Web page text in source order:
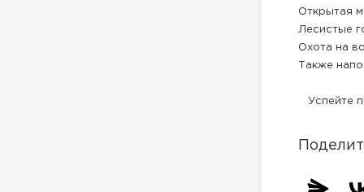
Открытая
Лесистые
Охота на
Также
Успейте